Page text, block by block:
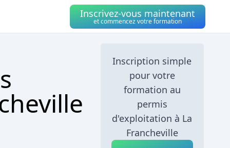
Inscrivez-vous maintenant
et commencez votre formation
Inscription simple
pour votre
formation au
permis
d'exploitation à La
Francheville